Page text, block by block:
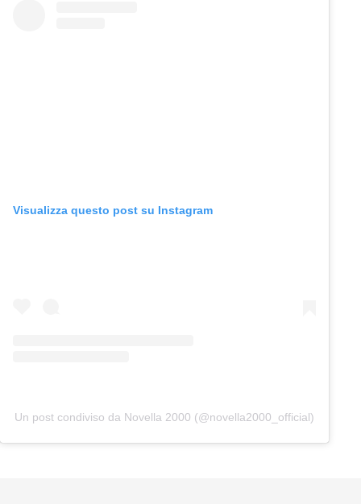
Visualizza questo post su Instagram
Un post condiviso da Novella 2000 (@novella2000_official)